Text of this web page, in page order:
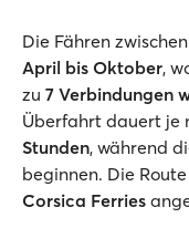
Die Fähren
April bis Oktober,
zu 7 Verbindungen
Überfahrt dauert je
Stunden, während
beginnen. Die
Corsica Ferries